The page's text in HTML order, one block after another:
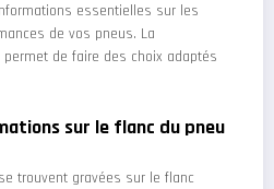
essentielles sur les
de vos pneus. La
de faire des choix adaptés
sur le flanc du pneu
trouvent gravées sur le flanc